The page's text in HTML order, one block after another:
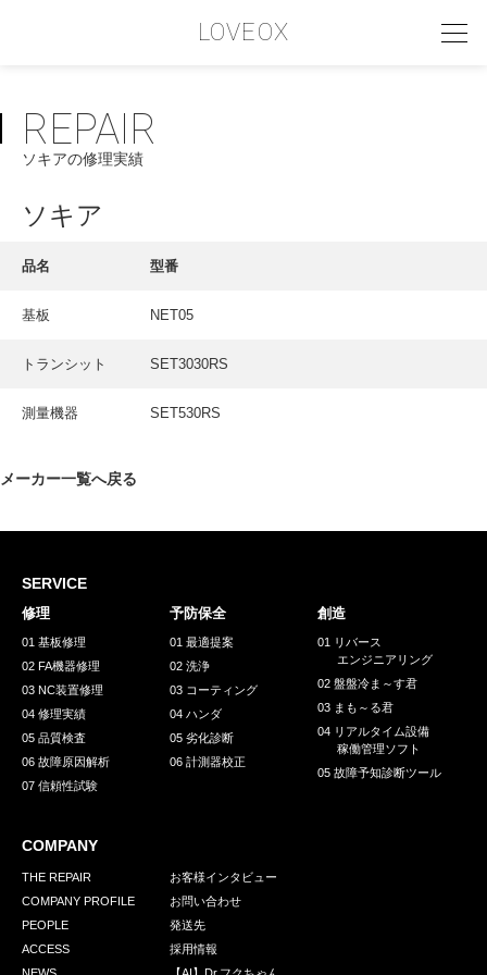
LOVEOX
PHILOSOPHY
フィロソフィー
COMPANY PROFILE
INTERVIEW
お客様インタビュー
RECRUIT
GREEN CHALLENGE
環境への取り組み
お問い合わせ 発送先
REPAIR
ソキアの修理実績
ソキア
品名 型番
基板 NET05
トランシット SET3030RS
測量機器 SET530RS
メーカー一覧へ戻る
SERVICE
修理
01 基板修理
02 FA機器修理
03 NC装置修理
04 修理実績
05 品質検査
06 故障原因解析
07 信頼性試験
予防保全
01 最適提案
02 洗浄
03 コーティング
04 ハンダ
05 劣化診断
06 計測器校正
創造
01 リバース
エンジニアリング
02 盤盤冷ま～す君
03 まも～る君
04 リアルタイム設備
稼働管理ソフト
05 故障予知診断ツール
COMPANY
THE REPAIR
COMPANY PROFILE
PEOPLE
ACCESS
お客様インタビュー
お問い合わせ
発送先
採用情報